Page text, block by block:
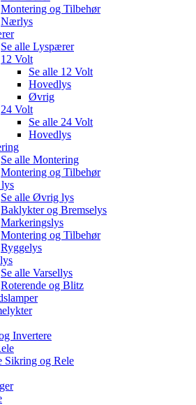
Montering og Tilbehør
Nærlys
Se alle Lyspærer
12 Volt
Se alle 12 Volt
Hovedlys
Øvrig
24 Volt
Se alle 24 Volt
Hovedlys
Se alle Montering
Montering og Tilbehør
Se alle Øvrig lys
Baklykter og Bremselys
Markeringslys
Montering og Tilbehør
Ryggelys
Se alle Varsellys
Roterende og Blitz
Invertere
Sikring og Rele